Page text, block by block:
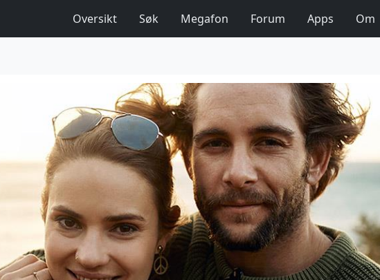
Oversikt Søk Megafon Forum Apps Om